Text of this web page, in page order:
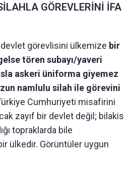
GÖREVLERİNİ İFA
devlet görevlisini ülkemize bir
tören subayı/yaveri
askeri üniforma giyemez
namlulu silah ile görevini
Cumhuriyeti misafirini
zayıf bir devlet değil; bilakis
topraklarda bile
ülkedir. Görüntüler uygun